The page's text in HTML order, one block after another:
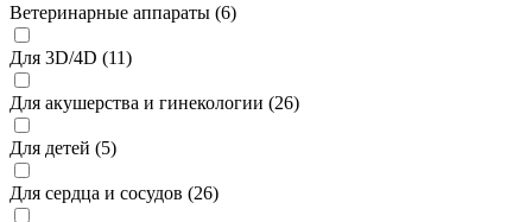
Ветеринарные аппараты (6)
Для 3D/4D (11)
Для акушерства и гинекологии (26)
Для детей (5)
Для сердца и сосудов (26)